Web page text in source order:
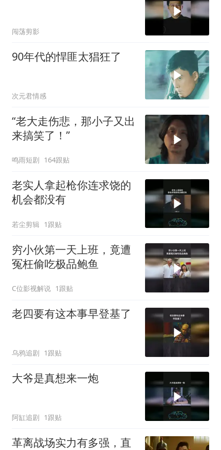
闯荡剪影
90年代的悍匪太猖狂了
次元君情感
“老大走伤悲，那小子又出
来搞笑了！”
鸣雨短剧 164跟贴
老实人拿起枪你连求饶的
机会都没有
若尘剪辑 1跟贴
穷小伙第一天上班，竟遭
冤枉偷吃极品鲍鱼
C位影视解说 1跟贴
老四要有这本事早登基了
乌鸦追剧 1跟贴
大爷是真想来一炮
阿缸追剧 1跟贴
革离战场实力有多强，直